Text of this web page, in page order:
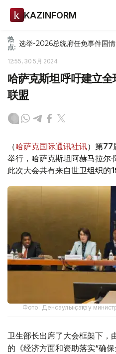
KAZINFORM
热
点: 选举-2026总统府任免事件国
12:55, 30 5月 2024
哈萨克斯坦呼吁建立
联盟
（哈萨克国际通讯社讯）第77
举行，哈萨克斯坦阿赫马拉尔·
此次大会共有来自世卫组织的
Фото: Денсаулық сақтау
卫生部长出席了大会框架下，
的《经济方面和资助落实“确